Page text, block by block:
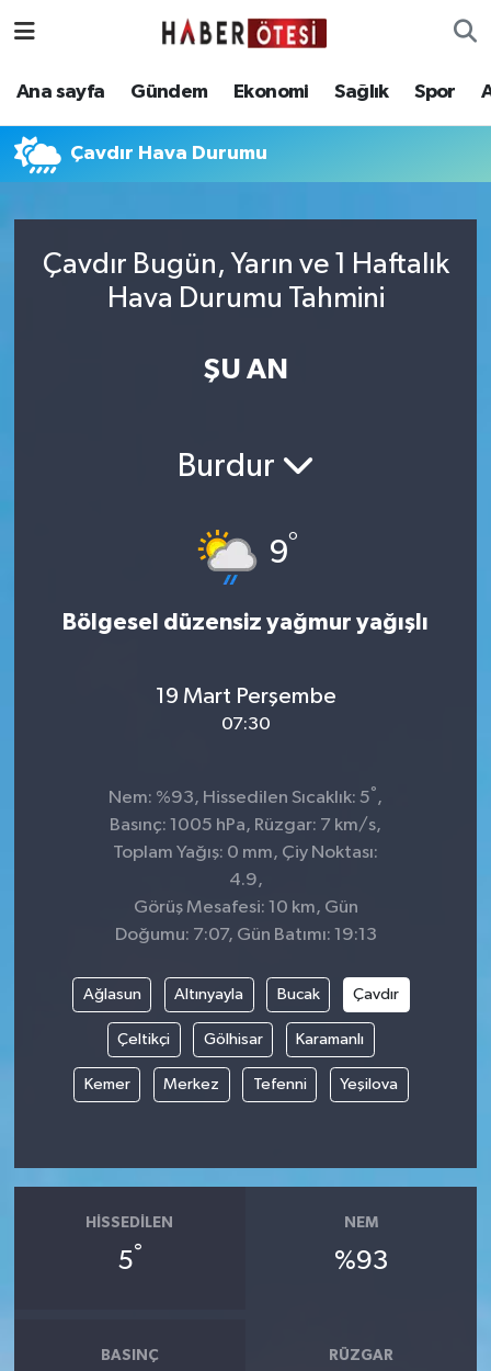
Ana sayfa Gündem Ekonomi Sağlık Spor
Çavdır Hava Durumu
Çavdır Bugün, Yarın ve 1 Haftalık
Hava Durumu Tahmini
ŞU AN
Burdur
9°
Bölgesel düzensiz yağmur yağışlı
19 Mart Perşembe
07:30
Nem: %93, Hissedilen Sıcaklık: 5° ,
Basınç: 1005 hPa, Rüzgar: 7 km/s,
Toplam Yağış: 0 mm, Çiy Noktası:
4.9,
Görüş Mesafesi: 10 km, Gün
Doğumu: 7:07, Gün Batımı: 19:13
Ağlasun Altınyayla Bucak Çavdır
Çeltikçi Gölhisar Karamanlı
Kemer Merkez Tefenni Yeşilova
HISSEDILEN
5°
NEM
%93
BASINÇ RÜZGAR
Ana sayfa
Sağlık
Eskişehir Nöbetçi Eczaneler
Eskişehir Trafik Yoğunluk Haritası
Süper Lig Puan Durumu ve Fikstür